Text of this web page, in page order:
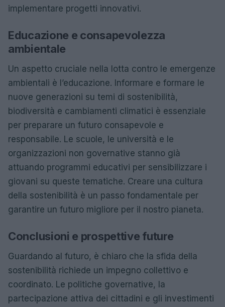
implementare progetti innovativi.
Educazione e consapevolezza
ambientale
Un aspetto cruciale nella lotta contro le emergenze
ambientali è l’educazione. Informare e formare le
nuove generazioni su temi di sostenibilità,
biodiversità e cambiamenti climatici è essenziale
per preparare un futuro consapevole e
responsabile. Le scuole, le università e le
organizzazioni non governative stanno già
attuando programmi educativi per sensibilizzare i
giovani su queste tematiche. Creare una cultura
della sostenibilità è un passo fondamentale per
garantire un futuro migliore per il nostro pianeta.
Conclusioni e prospettive future
Guardando al futuro, è chiaro che la sfida della
sostenibilità richiede un impegno collettivo e
coordinato. Le politiche governative, la
partecipazione attiva dei cittadini e gli investimenti